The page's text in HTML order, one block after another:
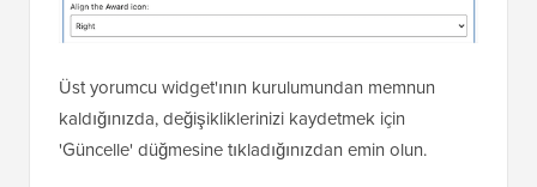
Üst yorumcu widget'ının kurulumundan memnun
kaldığınızda, değişikliklerinizi kaydetmek için
'Güncelle' düğmesine tıkladığınızdan emin olun.